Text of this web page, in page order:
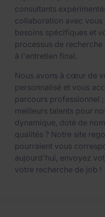
consultants
collaboration avec
besoins spécifiques et
processus de
à l'entretien final.
Nous avons à cœur de
personnalisé et vous
parcours professionnel
meilleurs talents pour
dynamique, doté de
qualités ? Notre site
pourraient vous
aujourd'hui, envoyez
votre recherche de job !